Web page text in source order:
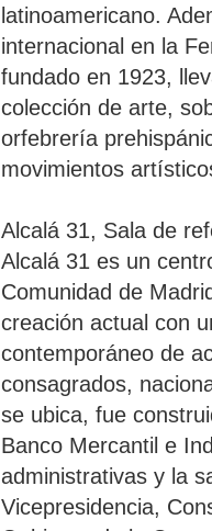
latinoamericano.
internacional en la
fundado en 1923,
colección de arte,
orfebrería
movimientos
Alcalá 31, Sala de
Alcalá 31 es un
Comunidad de
creación actual con
contemporáneo de
consagrados,
se ubica, fue
Banco Mercantil e
administrativas y la
Vicepresidencia,